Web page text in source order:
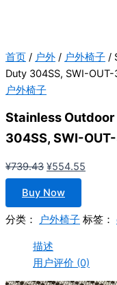
首页 / 户外 / 户外椅子 /
Duty 304SS, SWI-
户外椅子
Stainless
304SS, SWI-
¥739.43 原
价
为：
¥739.43。
¥554.55
格
Buy Now
分类： 户外椅子 标签：
描述
用户评价 (0)